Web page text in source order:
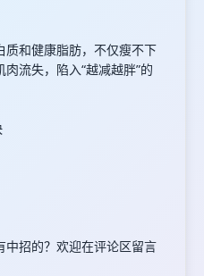
质和健康脂肪，不仅瘦不下
流失，陷入“越减越胖”的
中招的？欢迎在评论区留言